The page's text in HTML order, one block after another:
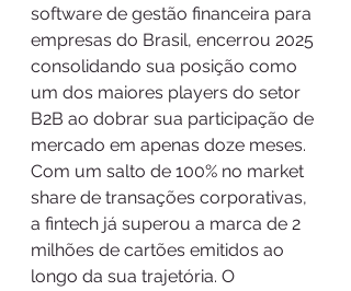
software de gestão financeira para
empresas do Brasil, encerrou 2025
consolidando sua posição como
um dos maiores players do setor
B2B ao dobrar sua participação de
mercado em apenas doze meses.
Com um salto de 100% no market
share de transações corporativas,
a fintech já superou a marca de 2
milhões de cartões emitidos ao
longo da sua trajetória. O